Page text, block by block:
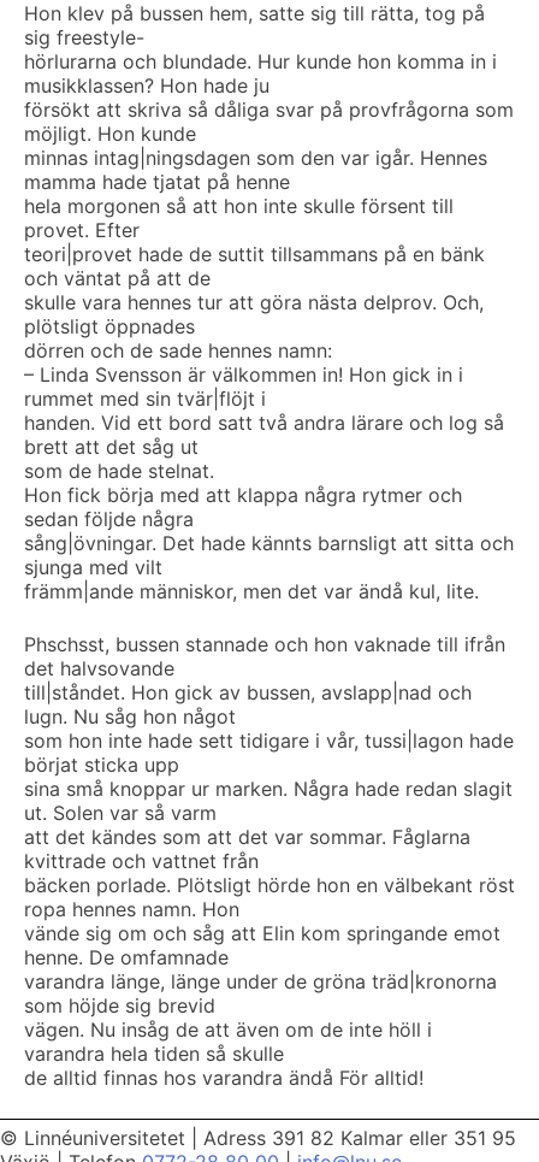
Hon klev på bussen hem, satte sig till rätta, tog på
sig freestyle-
hörlurarna och blundade. Hur kunde hon komma in i
musikklassen? Hon hade ju
försökt att skriva så dåliga svar på provfrågorna som
möjligt. Hon kunde
minnas intag|ningsdagen som den var igår. Hennes
mamma hade tjatat på henne
hela morgonen så att hon inte skulle försent till
provet. Efter
teori|provet hade de suttit tillsammans på en bänk
och väntat på att de
skulle vara hennes tur att göra nästa delprov. Och,
plötsligt öppnades
dörren och de sade hennes namn:
– Linda Svensson är välkommen in! Hon gick in i
rummet med sin tvär|flöjt i
handen. Vid ett bord satt två andra lärare och log så
brett att det såg ut
som de hade stelnat.
Hon fick börja med att klappa några rytmer och
sedan följde några
sång|övningar. Det hade kännts barnsligt att sitta och
sjunga med vilt
främm|ande människor, men det var ändå kul, lite.
Phschsst, bussen stannade och hon vaknade till ifrån
det halvsovande
till|ståndet. Hon gick av bussen, avslapp|nad och
lugn. Nu såg hon något
som hon inte hade sett tidigare i vår, tussi|lagon hade
börjat sticka upp
sina små knoppar ur marken. Några hade redan slagit
ut. Solen var så varm
att det kändes som att det var sommar. Fåglarna
kvittrade och vattnet från
bäcken porlade. Plötsligt hörde hon en välbekant röst
ropa hennes namn. Hon
vände sig om och såg att Elin kom springande emot
henne. De omfamnade
varandra länge, länge under de gröna träd|kronorna
som höjde sig brevid
vägen. Nu insåg de att även om de inte höll i
varandra hela tiden så skulle
de alltid finnas hos varandra ändå För alltid!
© Linnéuniversitetet
Adress 391 82 Kalmar eller 351 95